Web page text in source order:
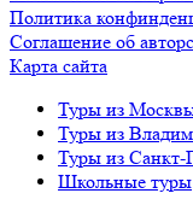
Политика
Соглашение об
Карта сайта
Туры из
Туры из
Туры из Санкт-
Школьные туры